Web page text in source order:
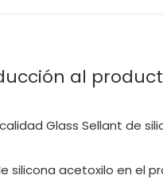
al
silicona acetoxilo en el